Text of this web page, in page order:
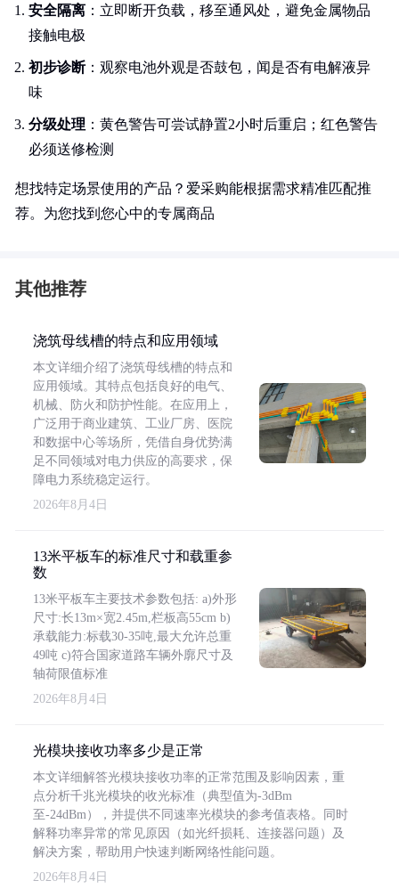
安全隔离 ：立即断开负载，移至通风处，避免金属物品
接触电极
初步诊断：观察电池外观是否鼓包，闻是否有电解液异
味
分级处理 ：黄色警告可尝试静置2小时后重启；红色警告
必须送修检测
想找特定场景使用的产品？爱采购能根据需求精准匹配推
荐。为您找到您心中的专属商品
其他推荐
浇筑母线槽的特点和应用领域
本文详细介绍了浇筑母线槽的特点和
应用领域。其特点包括良好的电气、
机械、防火和防护性能。在应用上，
广泛用于商业建筑、工业厂房、医院
和数据中心等场所，凭借自身优势满
足不同领域对电力供应的高要求，保
障电力系统稳定运行。
2026年8月4日
13米平板车的标准尺寸和载重参
数
13米平板车主要技术参数包括: a)外形
尺寸:长13m×宽2.45m,栏板高55cm b)
承载能力:标载30-35吨,最大允许总重
49吨 c)符合国家道路车辆外廓尺寸及
轴荷限值标准
2026年8月4日
光模块接收功率多少是正常
本文详细解答光模块接收功率的正常范围及影响因素，重
点分析千兆光模块的收光标准（典型值为-3dBm
至-24dBm），并提供不同速率光模块的参考值表格。同时
解释功率异常的常见原因（如光纤损耗、连接器问题）及
解决方案，帮助用户快速判断网络性能问题。
2026年8月4日